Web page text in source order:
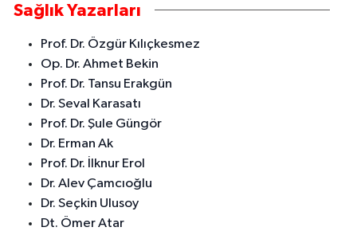
Sağlık Yazarları
Prof. Dr. Özgür Kılıçkesmez
Op. Dr. Ahmet Bekin
Prof. Dr. Tansu Erakgün
Dr. Seval Karasatı
Prof. Dr. Şule Güngör
Dr. Erman Ak
Prof. Dr. İlknur Erol
Dr. Alev Çamcıoğlu
Dr. Seçkin Ulusoy
Dt. Ömer Atar